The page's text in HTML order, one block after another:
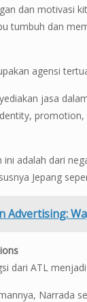
dan motivasi
tumbuh dan
agensi
jasa
promotion,
ini adalah dari
Jepang
Advertising:
dari ATL
Narrada